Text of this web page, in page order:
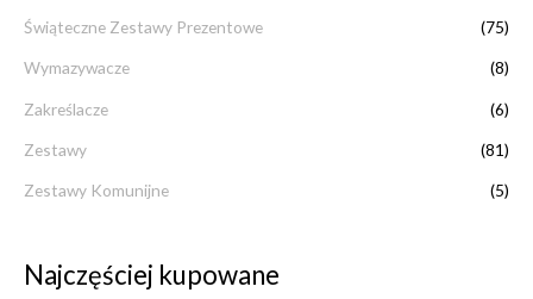
Świąteczne Zestawy Prezentowe (75)
Wymazywacze (8)
Zakreślacze (6)
Zestawy (81)
Zestawy Komunijne (5)
Najczęściej kupowane